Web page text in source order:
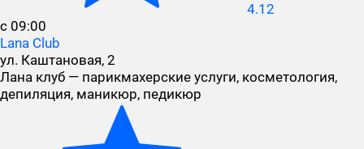
4.12
с 09:00
Lana Club
ул. Каштановая, 2
Лана клуб — парикмахерские услуги, косметология,
депиляция, маникюр, педикюр